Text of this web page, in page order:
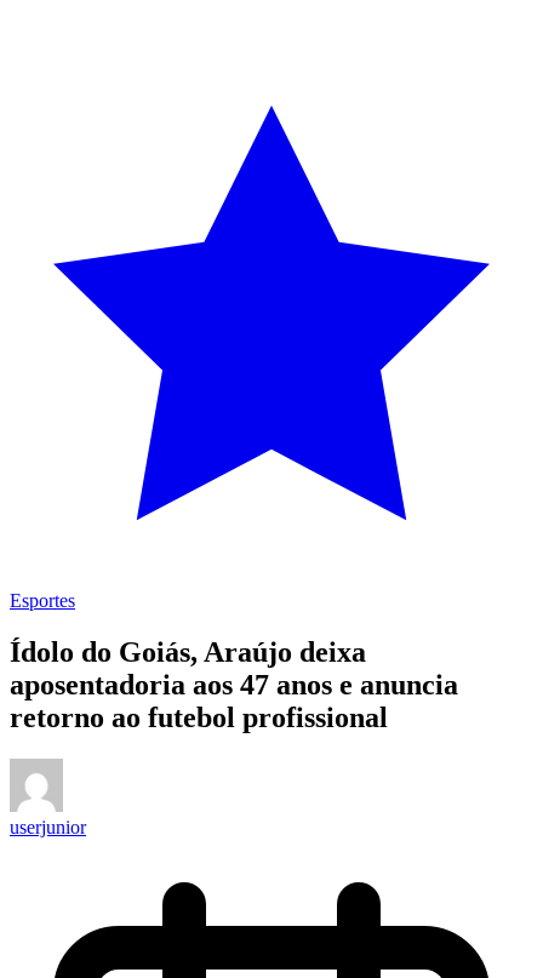
Esportes
Ídolo do Goiás, Araújo deixa
aposentadoria aos 47 anos e anuncia
retorno ao futebol profissional
userjunior